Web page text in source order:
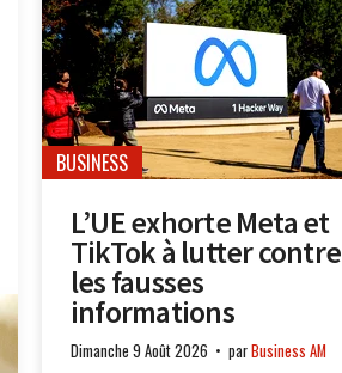
BUSINESS
L’UE exhorte Meta et
TikTok à lutter contre
les fausses
informations
Dimanche 9 Août 2026 parBusiness AM